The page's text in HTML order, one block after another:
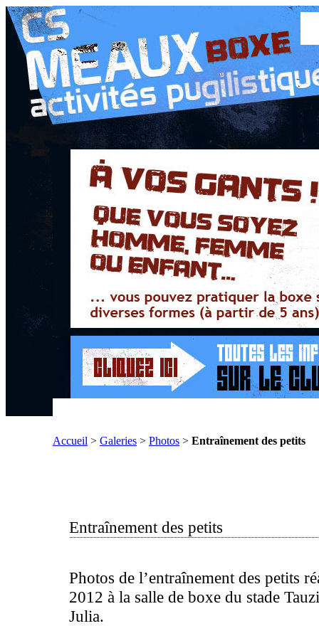
Accueil > Galeries > Photos > Entraînement des petits
Entraînement des petits
Photos de l’entraînement des petits
2012 à la salle de boxe du stade
Julia.